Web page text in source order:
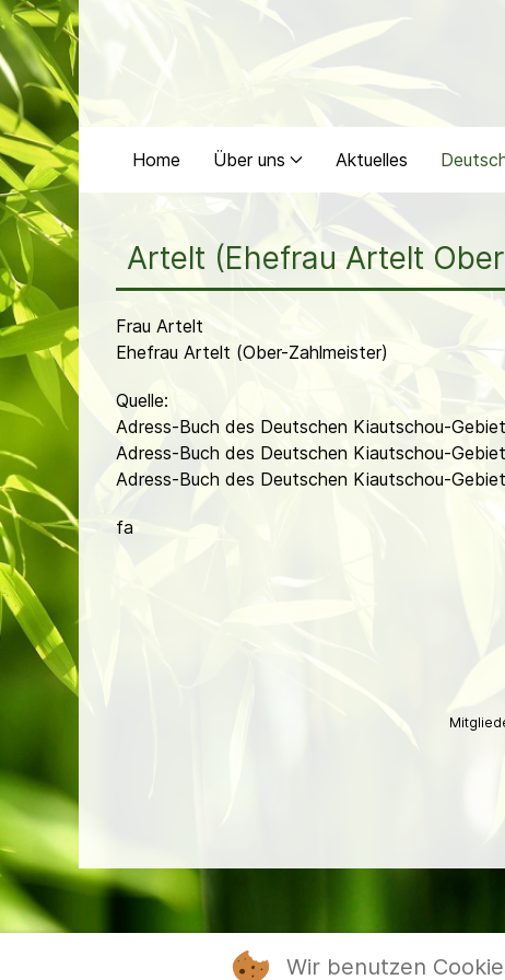
Home Über uns Aktuelles
Artelt (Ehefrau Artelt
Frau Artelt
Ehefrau Artelt (Ober-Zahlmeister)
Quelle:
Adress-Buch des Deutschen Kiautschou-
Adress-Buch des Deutschen Kiautschou-
Adress-Buch des Deutschen Kiautschou-
fa
Wir benutzen